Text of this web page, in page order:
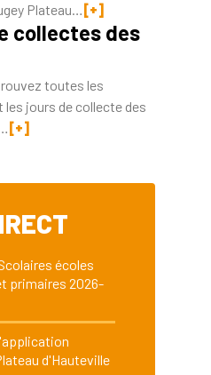
Plateau…[+]
collectes des
toutes les
jours de collecte des
[+]
écoles
primaires 2026-
d'Hauteville